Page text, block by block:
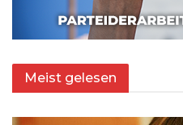
Meist gelesen